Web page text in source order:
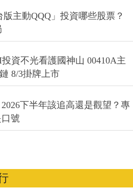
主動QQQ」投資哪些股票？
資不光看護國神山 00410A主
8/3掛牌上市
下半年該追高還是觀望？專
號